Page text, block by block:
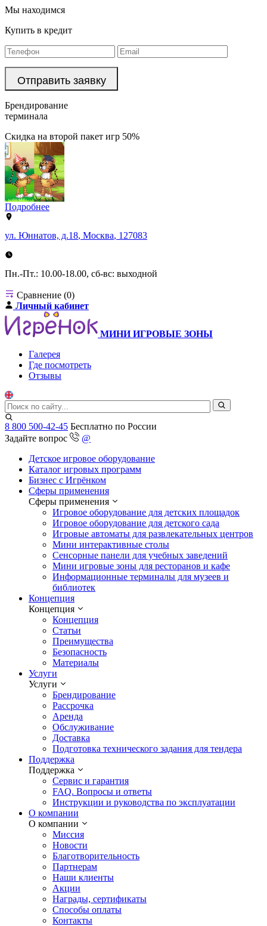
Мы находимся
Купить в кредит
Брендирование
терминала
Скидка на второй пакет игр 50%
Подробнее
ул. Юннатов, д.18, Москва, 127083
Пн.-Пт.: 10.00-18.00, сб-вс: выходной
Сравнение (0)
Личный кабинет
МИНИ ИГРОВЫЕ ЗОНЫ
Галерея
Где посмотреть
Отзывы
8 800 500-42-45 Бесплатно по России
Задайте вопрос
@
Детское игровое оборудование
Каталог игровых программ
Бизнес с Игрёнком
Сферы применения
Сферы применения
Игровое оборудование для детских площадок
Игровое оборудование для детского сада
Игровые автоматы для развлекательных центров
Мини интерактивные столы
Сенсорные панели для учебных заведений
Мини игровые зоны для ресторанов и кафе
Информационные терминалы для музеев и
библиотек
Концепция
Концепция
Концепция
Статьи
Преимущества
Безопасность
Материалы
Услуги
Услуги
Брендирование
Рассрочка
Аренда
Обслуживание
Доставка
Подготовка технического задания для тендера
Поддержка
Поддержка
Сервис и гарантия
FAQ. Вопросы и ответы
Инструкции и руководства по эксплуатации
О компании
О компании
Миссия
Новости
Благотворительность
Партнерам
Наши клиенты
Акции
Награды, сертификаты
Способы оплаты
Контакты